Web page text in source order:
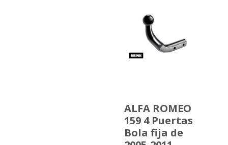
ALFA ROMEO
159 4 Puertas
Bola fija de